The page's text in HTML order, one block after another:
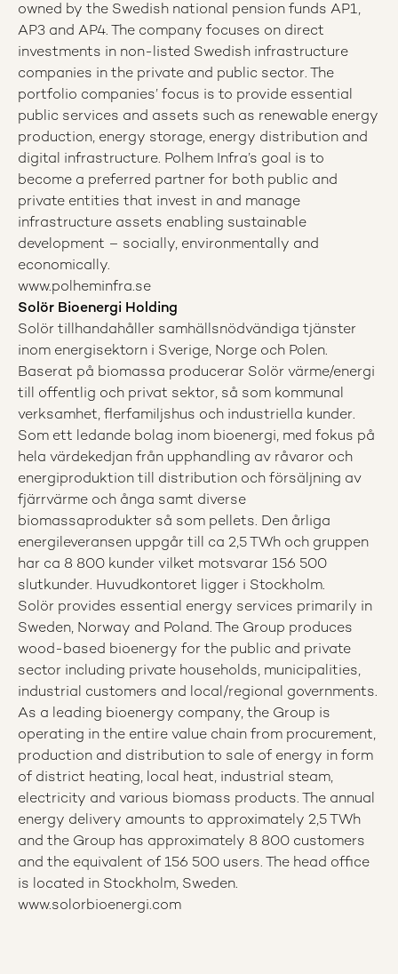
owned by the Swedish national pension funds AP1,
AP3 and AP4. The company focuses on direct
investments in non-listed Swedish infrastructure
companies in the private and public sector. The
portfolio companies’ focus is to provide essential
public services and assets such as renewable energy
production, energy storage, energy distribution and
digital infrastructure. Polhem Infra’s goal is to
become a preferred partner for both public and
private entities that invest in and manage
infrastructure assets enabling sustainable
development – socially, environmentally and
economically.
www.polheminfra.se
Solör Bioenergi Holding
Solör tillhandahåller samhällsnödvändiga tjänster
inom energisektorn i Sverige, Norge och Polen.
Baserat på biomassa producerar Solör värme/energi
till offentlig och privat sektor, så som kommunal
verksamhet, flerfamiljshus och industriella kunder.
Som ett ledande bolag inom bioenergi, med fokus på
hela värdekedjan från upphandling av råvaror och
energiproduktion till distribution och försäljning av
fjärrvärme och ånga samt diverse
biomassaprodukter så som pellets. Den årliga
energileveransen uppgår till ca 2,5 TWh och gruppen
har ca 8 800 kunder vilket motsvarar 156 500
slutkunder. Huvudkontoret ligger i Stockholm.
Solör provides essential energy services primarily in
Sweden, Norway and Poland. The Group produces
wood-based bioenergy for the public and private
sector including private households, municipalities,
industrial customers and local/regional governments.
As a leading bioenergy company, the Group is
operating in the entire value chain from procurement,
production and distribution to sale of energy in form
of district heating, local heat, industrial steam,
electricity and various biomass products. The annual
energy delivery amounts to approximately 2,5 TWh
and the Group has approximately 8 800 customers
and the equivalent of 156 500 users. The head office
is located in Stockholm, Sweden.
www.solorbioenergi.com